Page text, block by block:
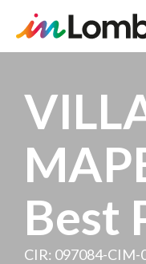
Inhalt
Best
CIR: 097084-CIM-